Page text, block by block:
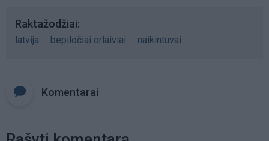
Raktažodžiai
latvija bepiločiai orlaiviai naikintuvai
Komentarai